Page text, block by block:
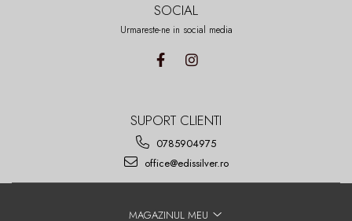
SOCIAL
Urmareste-ne in social media
SUPORT CLIENTI
0785904975
office@edissilver.ro
MAGAZINUL MEU